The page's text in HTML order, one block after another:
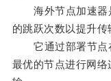
海外节点加速器
的跳跃次数以提升传
它通过部署节点在
最优的节点进行网